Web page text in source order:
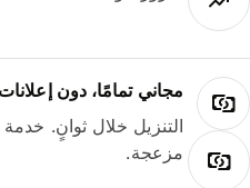
مجاني تمامًا، دون إعلانات
التنزيل خلال ثوانٍ. خدمة
مزعجة.